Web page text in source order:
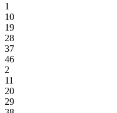
1
10
19
28
37
46
2
11
20
29